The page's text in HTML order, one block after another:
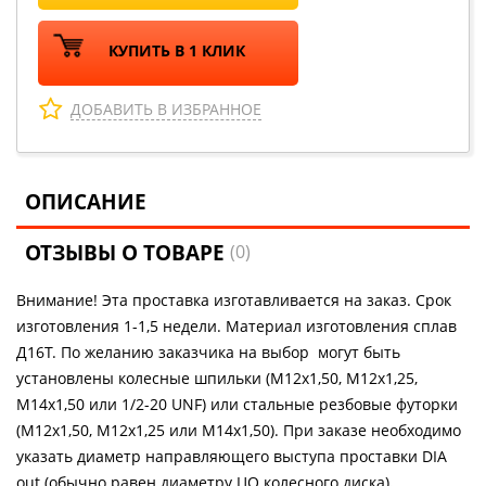
КУПИТЬ В 1 КЛИК
ДОБАВИТЬ В ИЗБРАННОЕ
ОПИСАНИЕ
ОТЗЫВЫ О ТОВАРЕ(0)
Внимание! Эта проставка изготавливается на заказ. Срок
изготовления 1-1,5 недели. Материал изготовления сплав
Д16Т. По желанию заказчика на выбор могут быть
установлены колесные шпильки (М12х1,50, М12х1,25,
М14х1,50 или 1/2-20 UNF) или стальные резбовые футорки
(М12х1,50, М12х1,25 или М14х1,50). При заказе необходимо
указать диаметр направляющего выступа проставки DIA